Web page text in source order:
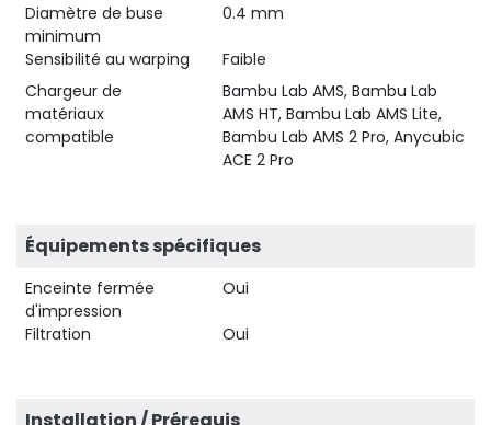
Diamètre de buse
minimum
0.4 mm
Sensibilité au warping
Faible
Chargeur de
matériaux
compatible
Bambu Lab AMS, Bambu Lab
AMS HT, Bambu Lab AMS Lite,
Bambu Lab AMS 2 Pro, Anycubic
ACE 2 Pro
Équipements spécifiques
Enceinte fermée
d'impression
Oui
Filtration Oui
Installation / Prérequis